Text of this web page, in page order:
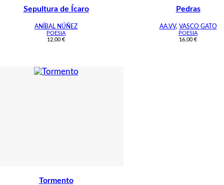
Sepultura de Ícaro
ANÍBAL NÚÑEZ
POESIA
12,00 €
Pedras
AA.VV, VASCO GATO
POESIA
16,00 €
Tormento